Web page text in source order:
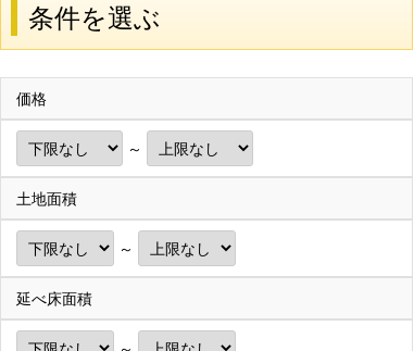
条件を選ぶ
価格
～
土地面積
～
延べ床面積